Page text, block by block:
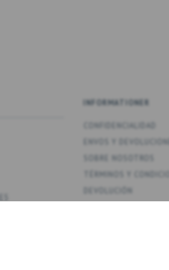
INFORMATIONER
CONFIDENCIALIDAD
TÉRMINOS Y